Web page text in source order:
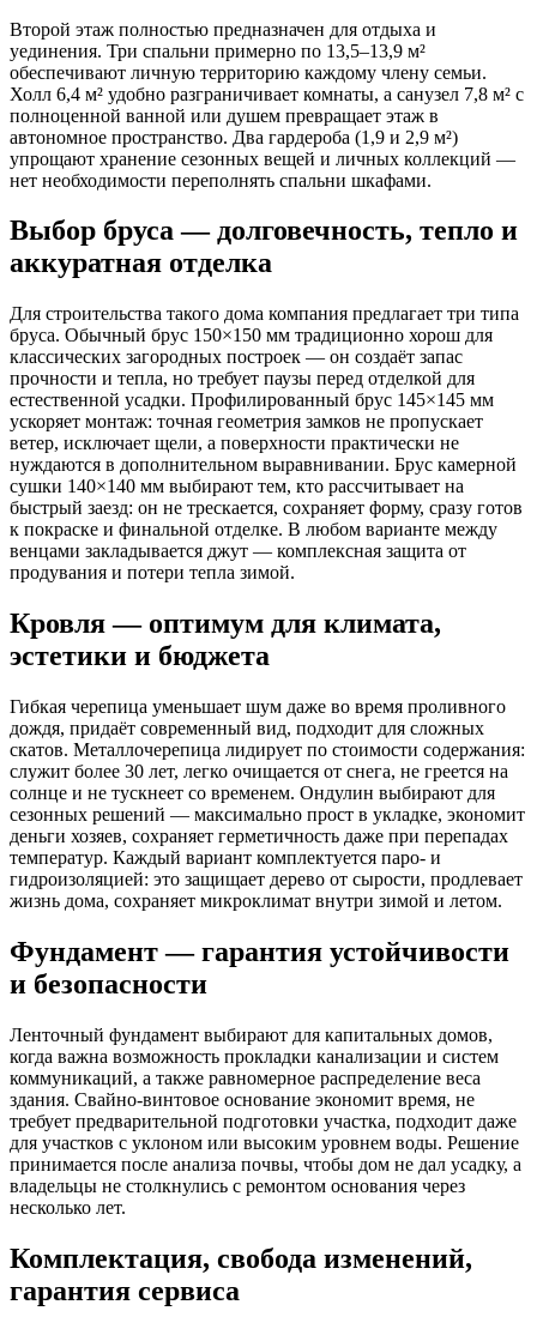
Второй этаж полностью предназначен для отдыха и
уединения. Три спальни примерно по 13,5–13,9 м²
обеспечивают личную территорию каждому члену семьи.
Холл 6,4 м² удобно разграничивает комнаты, а санузел 7,8 м² с
полноценной ванной или душем превращает этаж в
автономное пространство. Два гардероба (1,9 и 2,9 м²)
упрощают хранение сезонных вещей и личных коллекций —
нет необходимости переполнять спальни шкафами.
Выбор бруса — долговечность, тепло и
аккуратная отделка
Для строительства такого дома компания предлагает три типа
бруса. Обычный брус 150×150 мм традиционно хорош для
классических загородных построек — он создаёт запас
прочности и тепла, но требует паузы перед отделкой для
естественной усадки. Профилированный брус 145×145 мм
ускоряет монтаж: точная геометрия замков не пропускает
ветер, исключает щели, а поверхности практически не
нуждаются в дополнительном выравнивании. Брус камерной
сушки 140×140 мм выбирают тем, кто рассчитывает на
быстрый заезд: он не трескается, сохраняет форму, сразу готов
к покраске и финальной отделке. В любом варианте между
венцами закладывается джут — комплексная защита от
продувания и потери тепла зимой.
Кровля — оптимум для климата,
эстетики и бюджета
Гибкая черепица уменьшает шум даже во время проливного
дождя, придаёт современный вид, подходит для сложных
скатов. Металлочерепица лидирует по стоимости содержания:
служит более 30 лет, легко очищается от снега, не греется на
солнце и не тускнеет со временем. Ондулин выбирают для
сезонных решений — максимально прост в укладке, экономит
деньги хозяев, сохраняет герметичность даже при перепадах
температур. Каждый вариант комплектуется паро- и
гидроизоляцией: это защищает дерево от сырости, продлевает
жизнь дома, сохраняет микроклимат внутри зимой и летом.
Фундамент — гарантия устойчивости
и безопасности
Ленточный фундамент выбирают для капитальных домов,
когда важна возможность прокладки канализации и систем
коммуникаций, а также равномерное распределение веса
здания. Свайно-винтовое основание экономит время, не
требует предварительной подготовки участка, подходит даже
для участков с уклоном или высоким уровнем воды. Решение
принимается после анализа почвы, чтобы дом не дал усадку, а
владельцы не столкнулись с ремонтом основания через
несколько лет.
Комплектация, свобода изменений,
гарантия сервиса